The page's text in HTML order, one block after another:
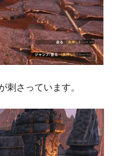
刺さっています。